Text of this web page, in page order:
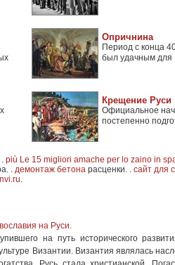
Опричнина
Период с конца
был удачным для
Крещение Руси
Официальное
постепенно
. più Le 15 migliori amache per lo zaino in
. демонтаж бетона расценки. . сайт для
.
на Руси.
на путь исторического
Византии. Византия являлась